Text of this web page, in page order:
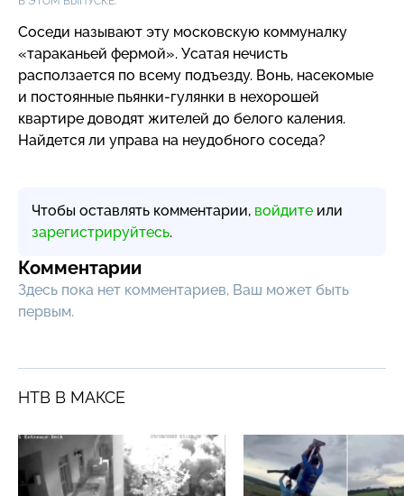
Соседи называют эту московскую коммуналку
«тараканьей фермой». Усатая нечисть
расползается по всему подъезду. Вонь, насекомые
и постоянные пьянки-гулянки в нехорошей
квартире доводят жителей до белого каления.
Найдется ли управа на неудобного соседа?
Чтобы оставлять комментарии, войдите или
зарегистрируйтесь.
Комментарии
Здесь пока нет комментариев, Ваш может быть
первым.
НТВ В МАКСЕ